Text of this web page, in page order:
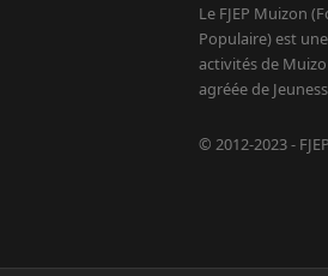
Le FJEP Muizon
Populaire) est
activités de
agréée de
© 2012-2023 -